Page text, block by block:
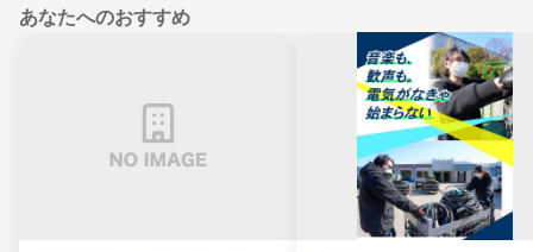
あなたへのおすすめ